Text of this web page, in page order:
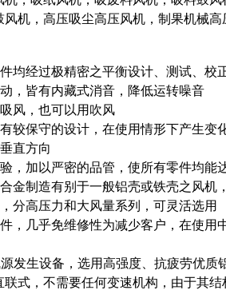
机，高压吸尘高压风机，制果机械高
均经过极精密之平衡设计、测试、校
，皆有内藏式消音，降低运转噪音
风，也可以用吹风
较保守的设计，在使用情形下产生变
直方向
，加以严密的品管，使所有零件均能
金制造有别于一般铝壳或铁壳之风机
分高压力和大风量系列，可灵活选用
，几乎免维修性为减少客户，在使
发生设备，选用高强度、抗疲劳优
式，不需要任何变速机构，由于其